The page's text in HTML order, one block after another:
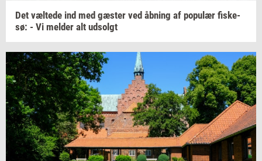
Det væl­te­de ind med gæ­ster ved åb­ning af po­pu­lær fi­ske­
sø: - Vi mel­der alt ud­solgt